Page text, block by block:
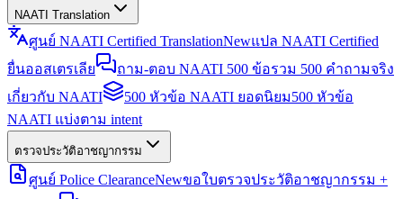
NAATI Translation
ศูนย์ NAATI Certified TranslationNewแปล NAATI Certified
ยื่นออสเตรเลีย
ถาม-ตอบ NAATI 500 ข้อรวม 500 คำถามจริง
เกี่ยวกับ NAATI
500 หัวข้อ NAATI ยอดนิยม500 หัวข้อ
NAATI แบ่งตาม intent
ตรวจประวัติอาชญากรรม
ศูนย์ Police ClearanceNewขอใบตรวจประวัติอาชญากรรม +